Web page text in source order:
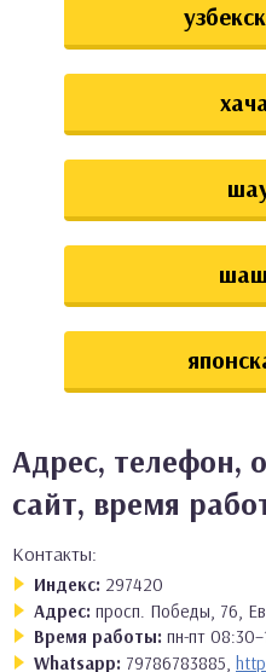
Адрес, телефон,
сайт, время
Контакты:
Индекс: 297420
Адрес: просп. Победы, 76,
Время работы: пн-пт
Whatsapp: 79786783885,